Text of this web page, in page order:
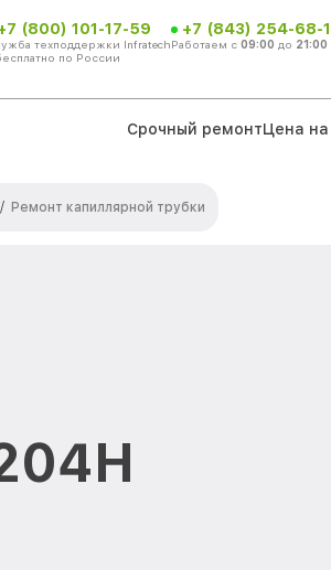
(800) 101-17-59
техподдержки Infratech
по России
+7 (843) 254-68-
Работаем с 09:00 до 21:00
Срочный ремонтЦена
/ Ремонт капиллярной трубки